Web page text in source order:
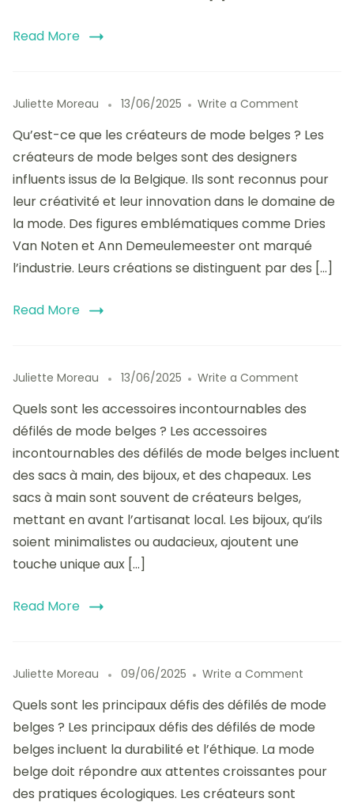
Read More
Juliette Moreau 13/06/2025 Write a Comment
créateurs
belges
:
styles
et
Qu’est-ce que les créateurs de mode belges ? Les
créateurs de mode belges sont des designers
influents issus de la Belgique. Ils sont reconnus pour
leur créativité et leur innovation dans le domaine de
la mode. Des figures emblématiques comme Dries
Van Noten et Ann Demeulemeester ont marqué
l’industrie. Leurs créations se distinguent par des […]
Read More
Juliette Moreau 13/06/2025 Write a Comment
défilés
de
:
Quels sont les accessoires incontournables des
défilés de mode belges ? Les accessoires
incontournables des défilés de mode belges incluent
des sacs à main, des bijoux, et des chapeaux. Les
sacs à main sont souvent de créateurs belges,
mettant en avant l’artisanat local. Les bijoux, qu’ils
soient minimalistes ou audacieux, ajoutent une
touche unique aux […]
Read More
Juliette Moreau 09/06/2025 Write a Comment
défis
des
de
mode
Quels sont les principaux défis des défilés de mode
belges ? Les principaux défis des défilés de mode
belges incluent la durabilité et l’éthique. La mode
belge doit répondre aux attentes croissantes pour
des pratiques écologiques. Les créateurs sont